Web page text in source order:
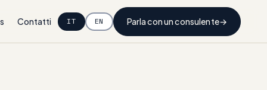
Contatti IT EN Parla con un consulente→